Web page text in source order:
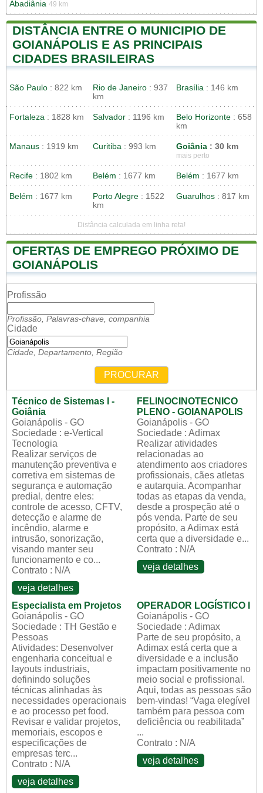
Abadiânia 49 km
DISTÂNCIA ENTRE O MUNICIPIO DE
GOIANÁPOLIS E AS PRINCIPAIS
CIDADES BRASILEIRAS
São Paulo : 822 km Rio de Janeiro : 937
km
Brasília : 146 km
Fortaleza : 1828 km Salvador : 1196 km Belo Horizonte : 658
km
Manaus : 1919 km Curitiba : 993 km Goiânia : 30 km
mais perto
Recife : 1802 km Belém : 1677 km Belém : 1677 km
Belém : 1677 km Porto Alegre : 1522
km
Guarulhos : 817 km
Distância calculada em linha reta!
OFERTAS DE EMPREGO PRÓXIMO DE
GOIANÁPOLIS
Profissão
Profissão, Palavras-chave, companhia
Cidade
Cidade, Departamento, Região
PROCURAR
Técnico de Sistemas I -
Goiânia
Goianápolis - GO
Sociedade : e-Vertical
Tecnologia
Realizar serviços de
manutenção preventiva e
corretiva em sistemas de
segurança e automação
predial, dentre eles:
controle de acesso, CFTV,
detecção e alarme de
incêndio, alarme e
intrusão, sonorização,
visando manter seu
funcionamento e co...
Contrato : N/A
veja detalhes
FELINOCINOTECNICO
PLENO - GOIANAPOLIS
Goianápolis - GO
Sociedade : Adimax
Realizar atividades
relacionadas ao
atendimento aos criadores
profissionais, cães atletas
e autarquia. Acompanhar
todas as etapas da venda,
desde a prospeção até o
pós venda. Parte de seu
propósito, a Adimax está
certa que a diversidade e...
Contrato : N/A
veja detalhes
Especialista em Projetos
Goianápolis - GO
Sociedade : TH Gestão e
Pessoas
Atividades: Desenvolver
engenharia conceitual e
layouts industriais,
definindo soluções
técnicas alinhadas às
necessidades operacionais
e ao processo pet food.
Revisar e validar projetos,
memoriais, escopos e
especificações de
empresas terc...
Contrato : N/A
veja detalhes
OPERADOR LOGÍSTICO I
Goianápolis - GO
Sociedade : Adimax
Parte de seu propósito, a
Adimax está certa que a
diversidade e a inclusão
impactam positivamente no
meio social e profissional.
Aqui, todas as pessoas são
bem-vindas! “Vaga elegível
também para pessoa com
deficiência ou reabilitada”
...
Contrato : N/A
veja detalhes